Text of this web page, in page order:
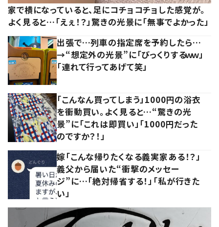
家で横になっていると、足にコチョコチョした感覚が。
よく見ると…「えぇ！？」驚きの光景に「無事でよかった」
出張で…列車の指定席を予約したら…
→“想定外の光景”に「びっくりするｗｗ」
「連れて行ってあげて笑」
「こんなん買ってしまう」1000円の浴衣
を衝動買い。よく見ると…“驚きの光
景”に「これは即買い」「1000円だった
のですか？！」
嫁「こんな帰りたくなる義実家ある！？」
義父から届いた“衝撃のメッセー
ジ”に…「絶対帰省する！」「私が行きた
い」